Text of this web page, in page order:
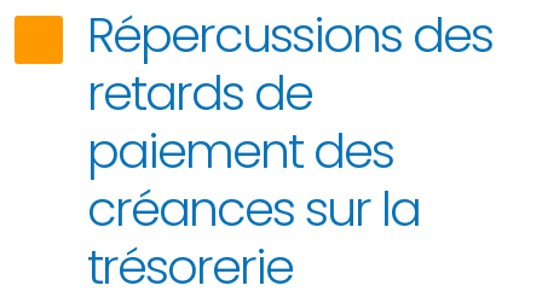
Répercussions des
retards de
paiement des
créances sur la
trésorerie